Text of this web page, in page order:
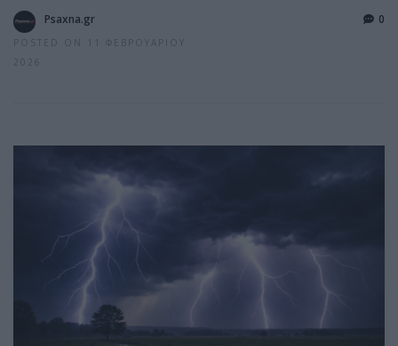
Psaxna.gr
POSTED ON 11 ΦΕΒΡΟΥΑΡΊΟΥ
2026
0